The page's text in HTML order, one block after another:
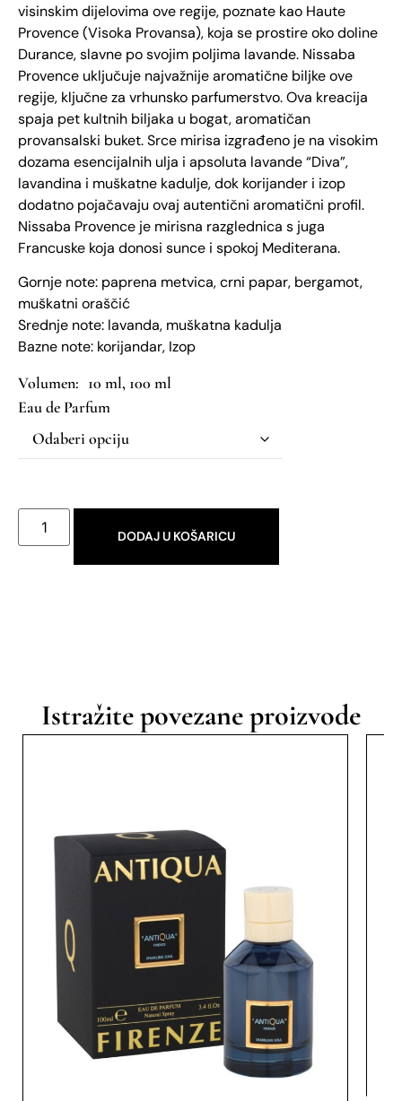
visinskim dijelovima ove regije, poznate kao Haute
Provence (Visoka Provansa), koja se prostire oko doline
Durance, slavne po svojim poljima lavande. Nissaba
Provence uključuje najvažnije aromatične biljke ove
regije, ključne za vrhunsko parfumerstvo. Ova kreacija
spaja pet kultnih biljaka u bogat, aromatičan
provansalski buket. Srce mirisa izgrađeno je na visokim
dozama esencijalnih ulja i apsoluta lavande “Diva”,
lavandina i muškatne kadulje, dok korijander i izop
dodatno pojačavaju ovaj autentični aromatični profil.
Nissaba Provence je mirisna razglednica s juga
Francuske koja donosi sunce i spokoj Mediterana.
Gornje note: paprena metvica, crni papar, bergamot,
muškatni oraščić
​Srednje note: lavanda, muškatna kadulja
​Bazne note: korijandar, Izop
10 ml, 100 ml
Eau de Parfum
DODAJ U KOŠARICU
Istražite povezane proizvode